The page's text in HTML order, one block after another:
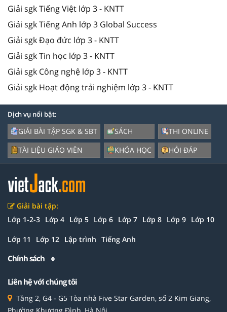
Giải sgk Tiếng Việt lớp 3 - KNTT
Giải sgk Tiếng Anh lớp 3 Global Success
Giải sgk Đạo đức lớp 3 - KNTT
Giải sgk Tin học lớp 3 - KNTT
Giải sgk Công nghệ lớp 3 - KNTT
Giải sgk Hoạt động trải nghiệm lớp 3 - KNTT
Dịch vụ nổi bật:
GIẢI BÀI TẬP SGK & SBT
TÀI LIỆU GIÁO VIÊN
SÁCH
KHÓA HỌC
THI ONLINE
HỎI ĐÁP
Giải bài tập:
Lớp 1-2-3 Lớp 4 Lớp 5 Lớp 6 Lớp 7 Lớp 8 Lớp 9 Lớp 10
Lớp 11 Lớp 12 Lập trình Tiếng Anh
Chính sách
Liên hệ với chúng tôi
Tầng 2, G4 - G5 Tòa nhà Five Star Garden, số 2 Kim Giang,